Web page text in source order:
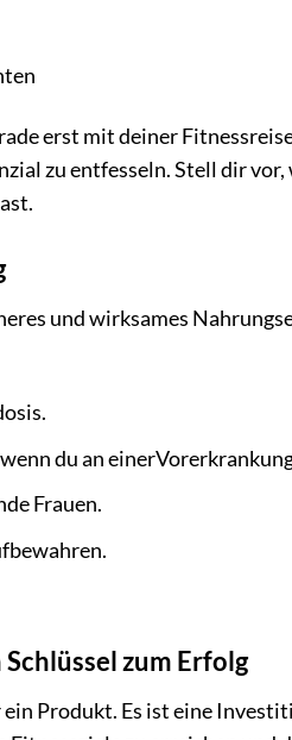
erst mit deiner
zu entfesseln. Stell dir
und wirksames
du an
Frauen.
zum Erfolg
Produkt. Es ist eine